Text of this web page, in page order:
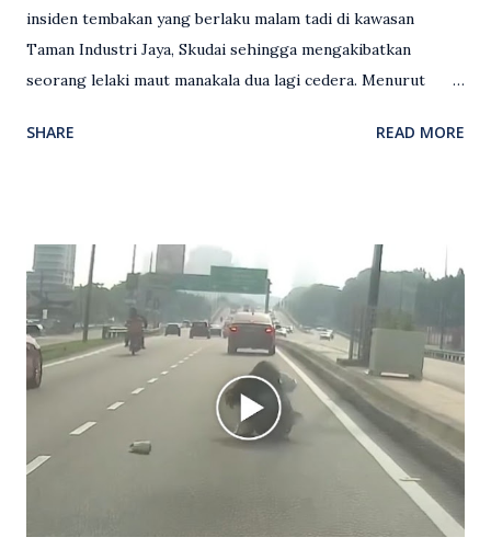
insiden tembakan yang berlaku malam tadi di kawasan
Taman Industri Jaya, Skudai sehingga mengakibatkan
seorang lelaki maut manakala dua lagi cedera. Menurut
kejadian berlaku sekitar jam 11 malam dan pihak polis
hiburan di kawasan berkenaan. Seorang mangsa disahkan
meninggal dunia di lokasi kejadian akibat terkena tembakan,
manakala seorang lagi mangsa mengalami kecederaan.
Turut dipercayai terdapat seorang lagi individu cedera
namun identitinya masih belum dikenal pasti selepas dibawa
keluar dari lokasi oleh kenalannya. Polis kini sedang giat
mengesan dua suspek yang masih bebas bagi membantu
siasatan lanjut. Kes disiasat mengikut Seksyen 302 Kanun
Keseksaan kerana membunuh. Orang ramai yang mempunyai
maklumat diminta t...
SHARE READ MORE